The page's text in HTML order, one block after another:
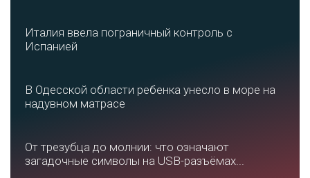
Италия ввела пограничный контроль с
Испанией
В Одесской области ребенка унесло в море на
надувном матрасе
От трезубца до молнии: что означают
загадочные символы на USB-разъёмах...